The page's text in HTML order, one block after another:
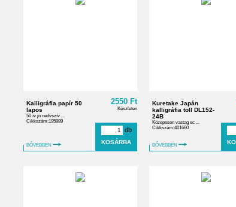
Kalligráfia papír 50
lapos
50 ív jó nedvszív ...
Cikkszám:195989
BŐVEBBEN
2550 Ft
Készleten
db
Kuretake Japán
kalligráfia toll DL152-
24B
Közepesen vastag ec ...
Cikkszám:401660
BŐVEBBEN